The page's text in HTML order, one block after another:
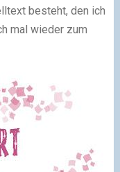
besteht, den ich
mal wieder zum